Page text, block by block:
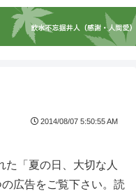
2014/08/07 5:50:55 AM
た「夏の日、大切な人
広告をご覧下さい。読